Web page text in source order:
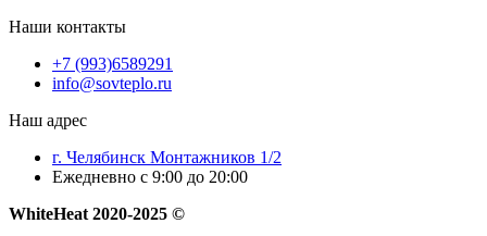
Наши контакты
+7 (993)6589291
info@sovteplo.ru
Наш адрес
г. Челябинск Монтажников 1/2
Ежедневно с 9:00 до 20:00
WhiteHeat 2020-2025 ©